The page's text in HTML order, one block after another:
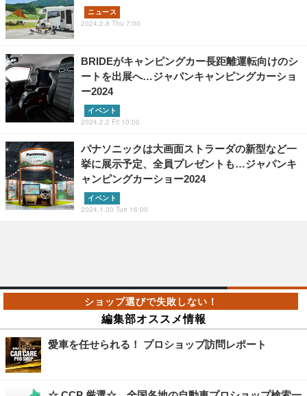
ニュース
2024.2.8 Thu 7:00
BRIDEがキャンピングカー長距離運転向けのシ
ートを出展へ…ジャパンキャンピングカーショ
ー2024
イベント
2024.2.2 Fri 10:00
パナソニックは大画面ストラーダの新型など一
挙に展示予定、全員プレゼントも…ジャパンキ
ャンピングカーショー2024
イベント
2024.1.30 Tue 16:00
編集部オススメ情報
愛車を任せられる！ プロショップ訪問レポート